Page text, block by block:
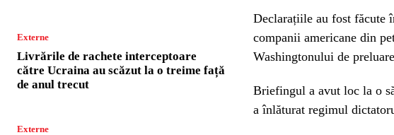
Externe
Livrările de rachete interceptoare
către Ucraina au scăzut la o treime față
de anul trecut
Externe
Declarațiile au fost
companii americane din
Washingtonului de
Briefingul a avut loc la o
a înlăturat regimul